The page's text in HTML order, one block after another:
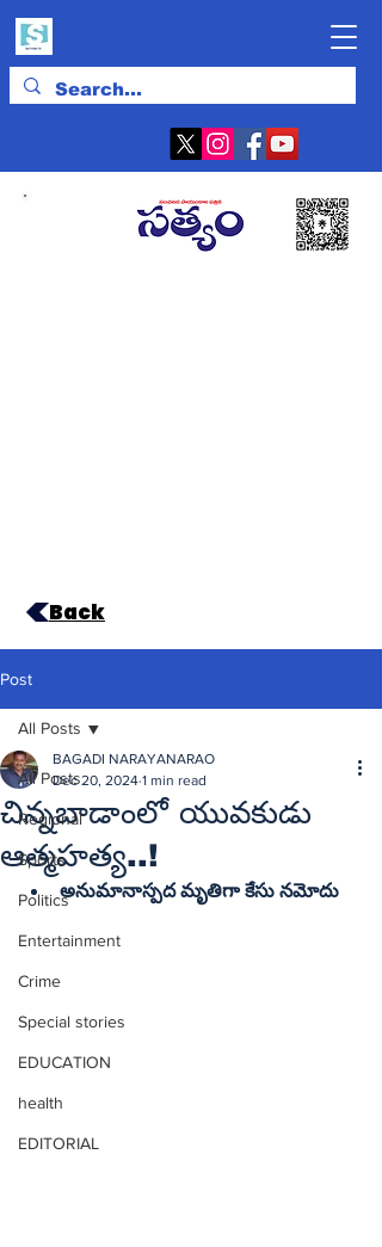
Back
Post
All Posts
Regional
Sports
Politics
Entertainment
Crime
Special stories
EDUCATION
health
EDITORIAL
All Posts
చిన్నబాడాంలో యువకుడు
ఆత్మహత్య..!
BAGADI NARAYANARAO
Dec 20, 2024 1 min read
అనుమానాస్పద మృతిగా కేసు నమోదు